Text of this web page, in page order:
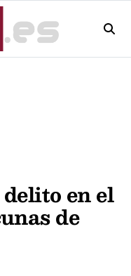
en el
de